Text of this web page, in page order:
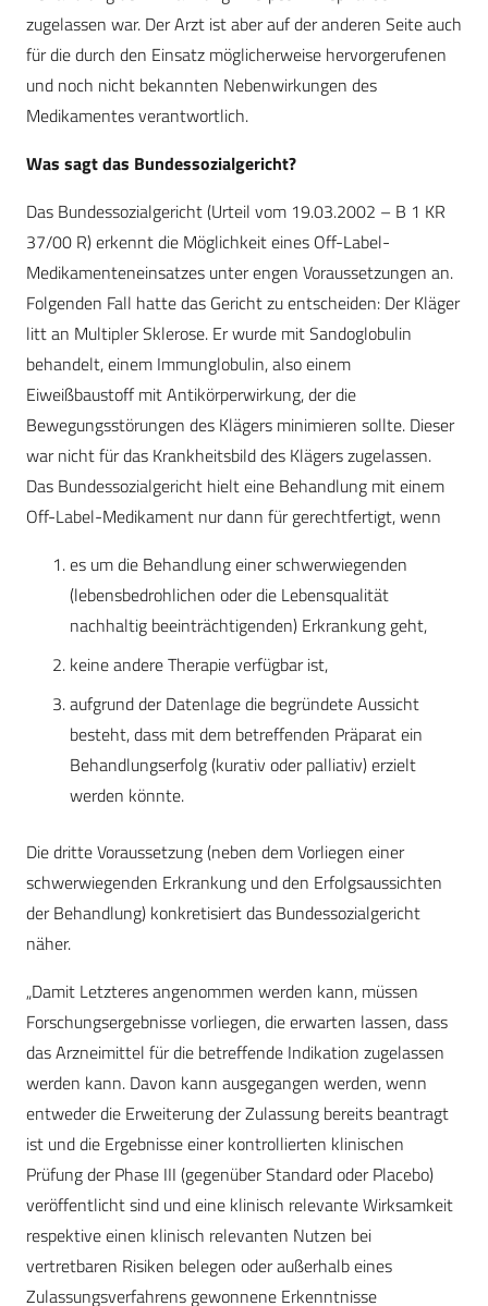
zugelassen war. Der Arzt ist aber auf der anderen Seite auch
für die durch den Einsatz möglicherweise hervorgerufenen
und noch nicht bekannten Nebenwirkungen des
Medikamentes verantwortlich.
Was sagt das Bundessozialgericht?
Das Bundessozialgericht (Urteil vom 19.03.2002 – B 1 KR
37/00 R) erkennt die Möglichkeit eines Off-Label-
Medikamenteneinsatzes unter engen Voraussetzungen an.
Folgenden Fall hatte das Gericht zu entscheiden: Der Kläger
litt an Multipler Sklerose. Er wurde mit Sandoglobulin
behandelt, einem Immunglobulin, also einem
Eiweißbaustoff mit Antikörperwirkung, der die
Bewegungsstörungen des Klägers minimieren sollte. Dieser
war nicht für das Krankheitsbild des Klägers zugelassen.
Das Bundessozialgericht hielt eine Behandlung mit einem
Off-Label-Medikament nur dann für gerechtfertigt, wenn
es um die Behandlung einer schwerwiegenden
(lebensbedrohlichen oder die Lebensqualität
nachhaltig beeinträchtigenden) Erkrankung geht,
keine andere Therapie verfügbar ist,
aufgrund der Datenlage die begründete Aussicht
besteht, dass mit dem betreffenden Präparat ein
Behandlungserfolg (kurativ oder palliativ) erzielt
werden könnte.
Die dritte Voraussetzung (neben dem Vorliegen einer
schwerwiegenden Erkrankung und den Erfolgsaussichten
der Behandlung) konkretisiert das Bundessozialgericht
näher.
„Damit Letzteres angenommen werden kann, müssen
Forschungsergebnisse vorliegen, die erwarten lassen, dass
das Arzneimittel für die betreffende Indikation zugelassen
werden kann. Davon kann ausgegangen werden, wenn
entweder die Erweiterung der Zulassung bereits beantragt
ist und die Ergebnisse einer kontrollierten klinischen
Prüfung der Phase III (gegenüber Standard oder Placebo)
veröffentlicht sind und eine klinisch relevante Wirksamkeit
respektive einen klinisch relevanten Nutzen bei
vertretbaren Risiken belegen oder außerhalb eines
Zulassungsverfahrens gewonnene Erkenntnisse